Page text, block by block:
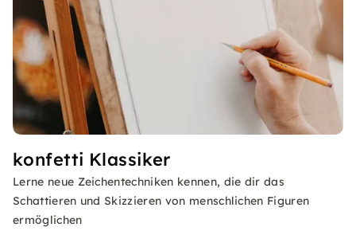
konfetti Klassiker
Lerne neue Zeichentechniken kennen, die dir das
Schattieren und Skizzieren von menschlichen Figuren
ermöglichen